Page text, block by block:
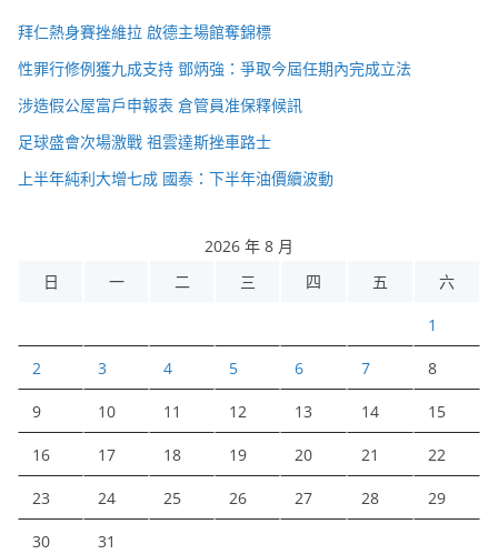
拜仁熱身賽挫維拉 啟德主場館奪錦標
性罪行修例獲九成支持 鄧炳強：爭取今屆任期內完成立法
涉造假公屋富戶申報表 倉管員准保釋候訊
足球盛會次場激戰 祖雲達斯挫車路士
上半年純利大增七成 國泰：下半年油價續波動
2026 年 8 月
日
一 二 三 四 五 六
1
2 3 4 5 6 7 8
9 10 11 12 13 14 15
16 17 18 19 20 21 22
23 24 25 26 27 28 29
30 31